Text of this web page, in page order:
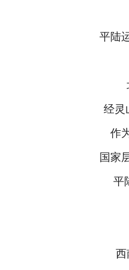
平陆
经灵
作
国家
平
西